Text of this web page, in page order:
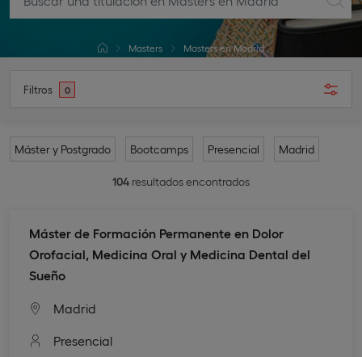
Masters Masters en Madrid
Filtros 0
Máster y Postgrado Bootcamps Presencial Madrid
104 resultados encontrados
Máster de Formación Permanente en Dolor
Orofacial, Medicina Oral y Medicina Dental del
Sueño
Madrid
Presencial